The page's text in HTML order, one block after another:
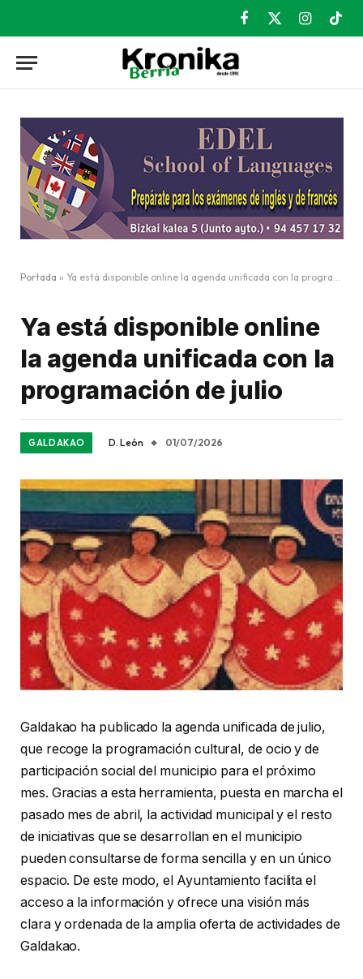
Facebook
X
Instagram
Portada » Ya está disponible online la agenda unificada con la programación de julio
Ya está disponible online
la agenda unificada con la
programación de julio
GALDAKAO D. León 01/07/2026
Galdakao ha publicado la agenda unificada de julio,
que recoge la programación cultural, de ocio y de
participación social del municipio para el próximo
mes. Gracias a esta herramienta, puesta en marcha el
pasado mes de abril, la actividad municipal y el resto
de iniciativas que se desarrollan en el municipio
pueden consultarse de forma sencilla y en un único
espacio. De este modo, el Ayuntamiento facilita el
acceso a la información y ofrece una visión más
clara y ordenada de la amplia oferta de actividades de
Galdakao.